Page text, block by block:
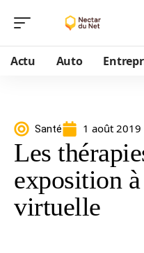
Actu Auto
Santé 1 août 2019
Les
exposition
virtuelle